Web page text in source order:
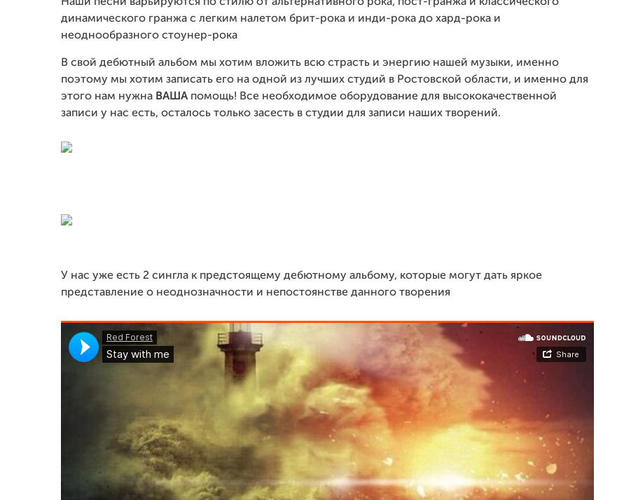
динамического гранжа с легким налетом брит-рока и инди-рока до хард-рока и
неоднообразного стоунер-рока
В свой дебютный альбом мы хотим вложить всю страсть и энергию нашей музыки, именно
поэтому мы хотим записать его на одной из лучших студий в Ростовской области, и именно для
этого нам нужна ВАША помощь! Все необходимое оборудование для высококачественной
записи у нас есть, осталось только засесть в студии для записи наших творений.
У нас уже есть 2 сингла к предстоящему дебютному альбому, которые могут дать яркое
представление о неоднозначности и непостоянстве данного творения